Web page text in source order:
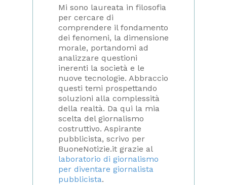
Mi sono laureata in filosofia
per cercare di
comprendere il fondamento
dei fenomeni, la dimensione
morale, portandomi ad
analizzare questioni
inerenti la società e le
nuove tecnologie. Abbraccio
questi temi prospettando
soluzioni alla complessità
della realtà. Da qui la mia
scelta del giornalismo
costruttivo. Aspirante
pubblicista, scrivo per
BuoneNotizie.it grazie al
laboratorio di giornalismo
per diventare giornalista
pubblicista.